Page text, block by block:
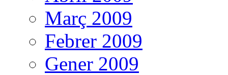
Març 2009
Febrer 2009
Gener 2009